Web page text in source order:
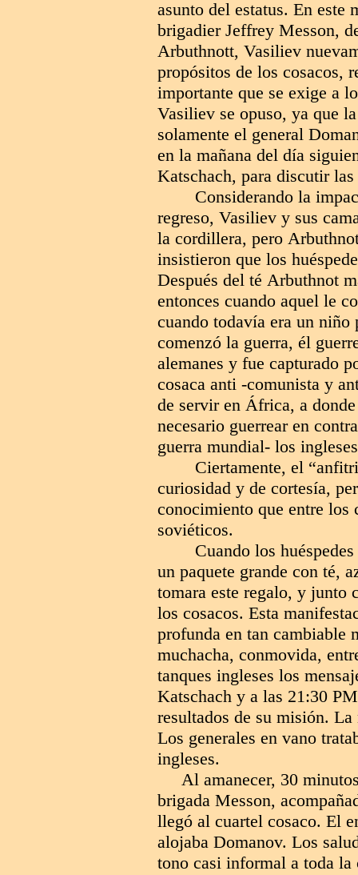
asunto del estatus. En este
brigadier Jeffrey Messon,
Arbuthnott, Vasiliev
propósitos de los cosacos,
importante que se exige a
Vasiliev se opuso, ya que
solamente el general
en la mañana del día
Katschach, para discutir
Considerando la
regreso, Vasiliev y sus
la cordillera, pero
insistieron que los
Después del té Arbuthnot
entonces cuando aquel le
cuando todavía era un
comenzó la guerra, él
alemanes y fue capturado
cosaca anti -comunista y
de servir en África, a
necesario guerrear en
guerra mundial- los
Ciertamente, el
curiosidad y de cortesía,
conocimiento que entre los
soviéticos.
Cuando los
un paquete grande con té,
tomara este regalo, y junto
los cosacos. Esta
profunda en tan cambiable
muchacha, conmovida,
tanques ingleses los
Katschach y a las 21:30
resultados de su misión.
Los generales en vano
ingleses.
Al amanecer, 30
brigada Messon,
llegó al cuartel cosaco. El
alojaba Domanov. Los
tono casi informal a toda